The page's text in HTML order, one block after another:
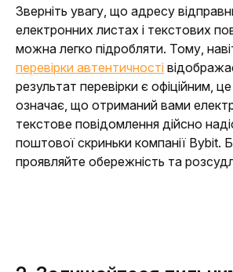
Зверніть увагу, що адресу
електронних листах і текстових
можна легко підробляти. Тому,
перевірки автентичності
результат перевірки є офіційним,
означає, що отриманий вами
текстове повідомлення дійсно
поштової скриньки компанії Bybit.
проявляйте обережність та